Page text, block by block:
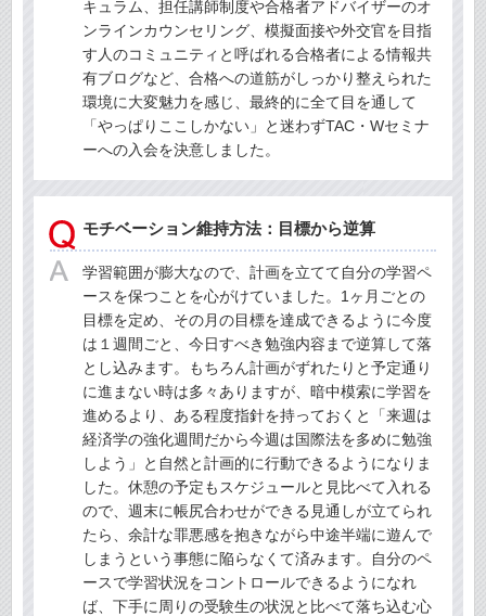
キュラム、担任講師制度や合格者アドバイザーのオ
ンラインカウンセリング、模擬面接や外交官を目指
す人のコミュニティと呼ばれる合格者による情報共
有ブログなど、合格への道筋がしっかり整えられた
環境に大変魅力を感じ、最終的に全て目を通して
「やっぱりここしかない」と迷わずTAC・Wセミナ
ーへの入会を決意しました。
モチベーション維持方法：目標から逆算
学習範囲が膨大なので、計画を立てて自分の学習ペ
ースを保つことを心がけていました。1ヶ月ごとの
目標を定め、その月の目標を達成できるように今度
は１週間ごと、今日すべき勉強内容まで逆算して落
とし込みます。もちろん計画がずれたりと予定通り
に進まない時は多々ありますが、暗中模索に学習を
進めるより、ある程度指針を持っておくと「来週は
経済学の強化週間だから今週は国際法を多めに勉強
しよう」と自然と計画的に行動できるようになりま
した。休憩の予定もスケジュールと見比べて入れる
ので、週末に帳尻合わせができる見通しが立てられ
たら、余計な罪悪感を抱きながら中途半端に遊んで
しまうという事態に陥らなくて済みます。自分のペ
ースで学習状況をコントロールできるようになれ
ば、下手に周りの受験生の状況と比べて落ち込む心